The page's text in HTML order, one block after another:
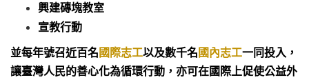
興建磚塊教室
宣教行動
並每年號召近百名 國際志工以及數千名 國內志工一同投入，
讓臺灣人民的善心化為循環行動，亦可在國際上促使公益外